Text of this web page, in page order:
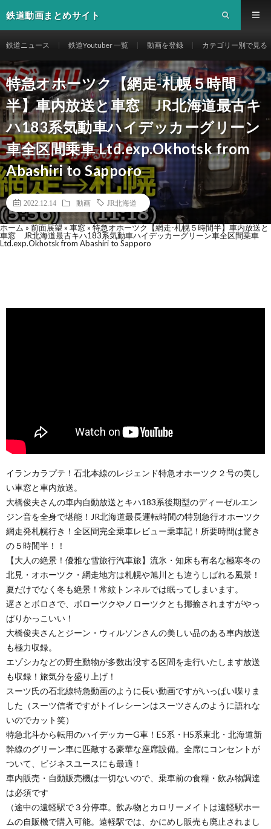
鉄道動画まとめサイト
鉄道ニュース 鉄道Youtuber 一覧 動画を登録 カテゴリー別で見る
特急オホーツク【網走-札幌５時間
半】車内放送と車窓 JR北海道最古キ
ハ183系気動車ハイデッカーグリーン
車全区間乗車 Ltd.exp.Okhotsk from
Abashiri to Sapporo
2022.12.14 動画 JR北海道
ホーム » 前面展望 » 車窓 » 特急オホーツク【網走-札幌５時間半】車内放送と
車窓 JR北海道最古キハ183系気動車ハイデッカーグリーン車全区間乗車
Ltd.exp.Okhotsk from Abashiri to Sapporo
イランカラプテ！石北本線のレジェンド特急オホーツク２号の美し
い車窓と車内放送。
大橋俊夫さんの車内自動放送とキハ183系後期型のディーゼルエン
ジン音を全身で堪能！JR北海道最長運転時間の特別急行オホーツク
網走発札幌行き！全区間完全乗車レビュー乗車記！所要時間は驚き
の５時間半！！
【大人の絶景！優雅な雪旅行汽車旅】流氷・知床も有名な極寒冬の
北見・オホーツク・網走地方は札幌や旭川とも違うしばれる風景！
夏だけでなく冬も絶景！常紋トンネルでは眠ってしまいます。
遅さとボロさで、ボローツクやノローツクとも揶揄されますがやっ
ぱりかっこいい！
大橋俊夫さんとジーン・ウィルソンさんの美しい品のある車内放送
も極力収録。
エゾシカなどの野生動物が多数出没する区間を走行いたします放送
も収録！旅気分を盛り上げ！
スーツ氏の石北線特急動画のように長い動画ですがいっぱい喋りま
した（スーツ信者ですがトイレシーンはスーツさんのように語れな
いのでカット笑）
特急北斗から転用のハイデッカーG車！E5系・H5系東北・北海道新
幹線のグリーン車に匹敵する豪華な座席設備。全席にコンセントが
ついて、ビジネスユースにも最適！
車内販売・自動販売機は一切ないので、乗車前の食糧・飲み物調達
は必須です
（途中の遠軽駅で３分停車。飲み物とカロリーメイトは遠軽駅ホー
ムの自販機で購入可能。遠軽駅では、かにめし販売も廃止されまし